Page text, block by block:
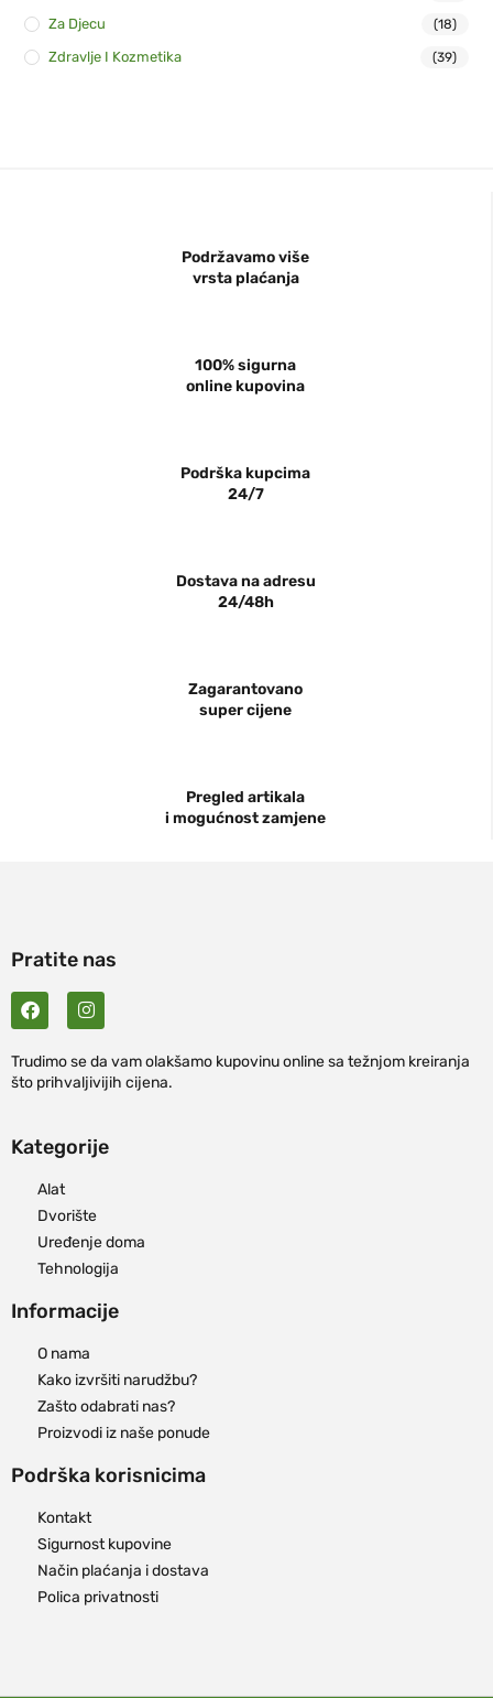
Za Djecu (18)
Zdravlje I Kozmetika (39)
Podržavamo više
vrsta plaćanja
100% sigurna
online kupovina
Podrška kupcima
24/7
Dostava na adresu
24/48h
Zagarantovano
super cijene
Pregled artikala
i mogućnost zamjene
Pratite nas
Trudimo se da vam olakšamo kupovinu online sa težnjom kreiranja
što prihvaljivijih cijena.
Kategorije
Alat
Dvorište
Uređenje doma
Tehnologija
Informacije
O nama
Kako izvršiti narudžbu?
Zašto odabrati nas?
Proizvodi iz naše ponude
Podrška korisnicima
Kontakt
Sigurnost kupovine
Način plaćanja i dostava
Polica privatnosti